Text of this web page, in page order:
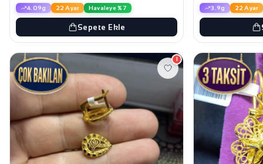
4.09g 22 Ayar Havaleye %7
Sepete Ekle
3.9g 22 Ayar
1